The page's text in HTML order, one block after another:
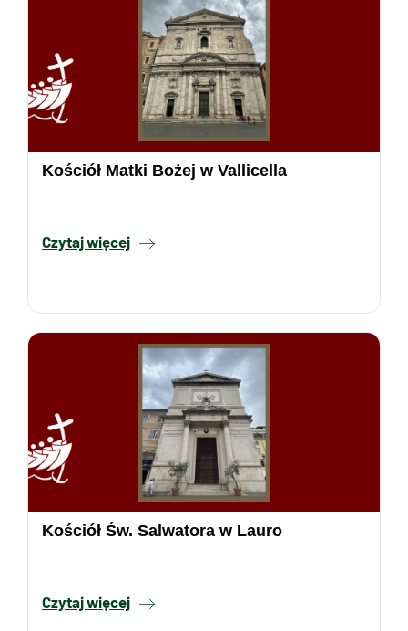
Kościół Matki Bożej w Vallicella
Czytaj więcej
Kościół Św. Salwatora w Lauro
Czytaj więcej